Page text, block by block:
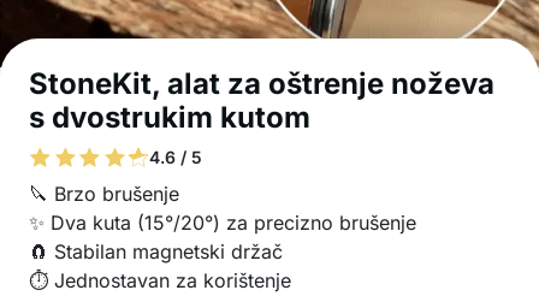
StoneKit, alat za oštrenje noževa
s dvostrukim kutom
4.6 / 5
🔪 Brzo brušenje
✨ Dva kuta (15°/20°) za precizno brušenje
🧲 Stabilan magnetski držač
⏱️ Jednostavan za korištenje